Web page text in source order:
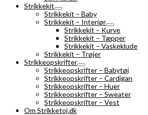
Strikkekit
Strikkekit – Baby
Strikkekit – Interiør
Strikkekit – Kurve
Strikkekit – Tæpper
Strikkekit – Vaskeklude
Strikkekit – Trøjer
Strikkeopskrifter
Strikkeopskrifter – Babytøj
Strikkeopskrifter – Cardigan
Strikkeopskrifter – Huer
Strikkeopskrifter – Sweater
Strikkeopskrifter – Vest
Om Strikketoj.dk